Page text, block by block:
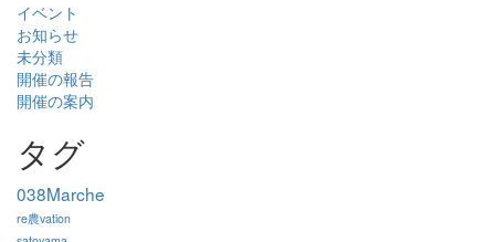
イベント
お知らせ
未分類
開催の報告
開催の案内
タグ
038Marche
re農vation